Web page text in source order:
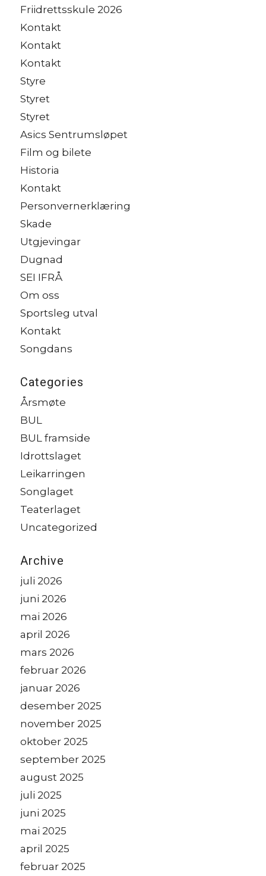
Friidrettsskule 2026
Kontakt
Kontakt
Kontakt
Styre
Styret
Styret
Asics Sentrumsløpet
Film og bilete
Historia
Kontakt
Personvernerklæring
Skade
Utgjevingar
Dugnad
SEI IFRÅ
Om oss
Sportsleg utval
Kontakt
Songdans
Categories
Årsmøte
BUL
BUL framside
Idrottslaget
Leikarringen
Songlaget
Teaterlaget
Uncategorized
Archive
juli 2026
juni 2026
mai 2026
april 2026
mars 2026
februar 2026
januar 2026
desember 2025
november 2025
oktober 2025
september 2025
august 2025
juli 2025
juni 2025
mai 2025
april 2025
februar 2025